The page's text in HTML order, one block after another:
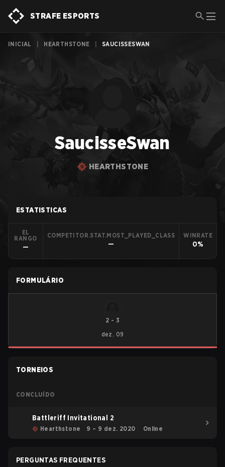
STRAFE ESPORTS
INICIAL HEARTHSTONE SAUCISSESWAN
SaucisseSwan
HEARTHSTONE
ESTATISTICAS
EL
RANGO
—
COMPETITOR.STAT.MOST_PLAYED_CLASS
—
WINRATE
0%
FORMULÁRIO
2 - 3
dez. 09
TORNEIOS
CONCLUÍDO
Battleriff Invitational 2
Hearthstone 9 – 9 dez. 2020 Online
PERGUNTAS FREQUENTES